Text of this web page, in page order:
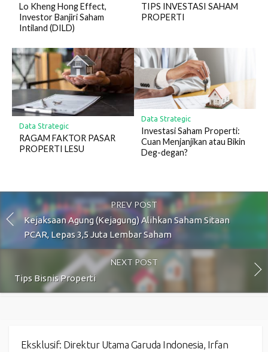
Lo Kheng Hong Effect,
Investor Banjiri Saham
Intiland (DILD)
TIPS INVESTASI SAHAM
PROPERTI
Data Strategic
RAGAM FAKTOR PASAR
PROPERTI LESU
Data Strategic
Investasi Saham Properti:
Cuan Menjanjikan atau Bikin
Deg-degan?
PREV POST
Kejaksaan Agung (Kejagung) Alihkan Saham Sitaan
PCAR, Lepas 3,5 Juta Lembar Saham
NEXT POST
Tips Bisnis Properti
Eksklusif: Direktur Utama Garuda Indonesia, Irfan